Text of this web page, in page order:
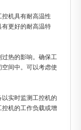
机具有耐高温性
更好的耐高温特
热的影响。确保工
间中。可以考虑使
实时监测工控机的
机的工作负载或增